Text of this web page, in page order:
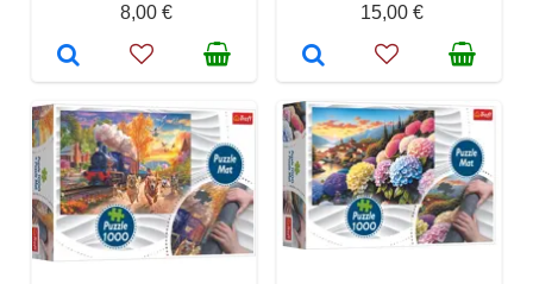
8,00 €
15,00 €